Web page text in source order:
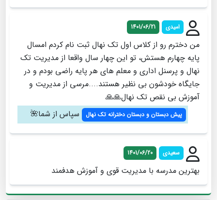
امیدی 1401/06/21
من دخترم رو از کلاس اول تک نهال ثبت نام کردم امسال
پایه چهارم هستش، تو این چهار سال واقعا از مدیریت تک
نهال و پرسنل اداری و معلم های هر پایه راضی بودم و در
جایگاه خودشون بی نظیر هستند....مرسی از مدیریت و
آموزش‌ بی نقص تک نهال🙏🙏
پیش دبستان و دبستان دخترانه تک نهال سپاس از شما🌺
سعیدی 1401/06/20
بهترین مدرسه با مدیریت قوی و آموزش هدفمند